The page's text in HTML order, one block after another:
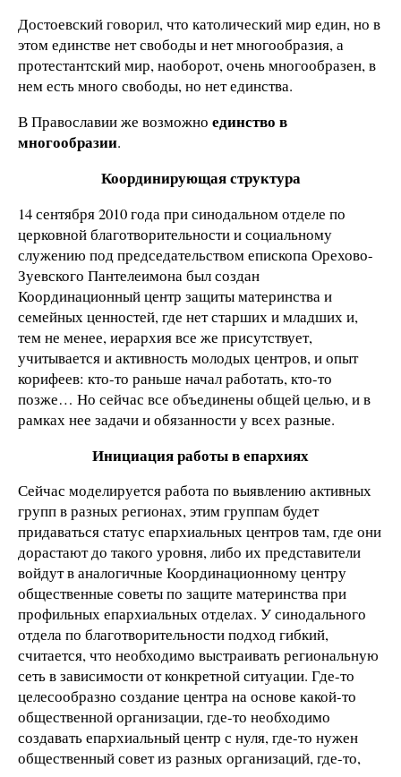
Достоевский говорил, что католический мир един, но в
этом единстве нет свободы и нет многообразия, а
протестантский мир, наоборот, очень многообразен, в
нем есть много свободы, но нет единства.
В Православии же возможно единство в
многообразии.
Координирующая структура
14 сентября 2010 года при синодальном отделе по
церковной благотворительности и социальному
служению под председательством епископа Орехово-
Зуевского Пантелеимона был создан
Координационный центр защиты материнства и
семейных ценностей, где нет старших и младших и,
тем не менее, иерархия все же присутствует,
учитывается и активность молодых центров, и опыт
корифеев: кто-то раньше начал работать, кто-то
позже… Но сейчас все объединены общей целью, и в
рамках нее задачи и обязанности у всех разные.
Инициация работы в епархиях
Сейчас моделируется работа по выявлению активных
групп в разных регионах, этим группам будет
придаваться статус епархиальных центров там, где они
дорастают до такого уровня, либо их представители
войдут в аналогичные Координационному центру
общественные советы по защите материнства при
профильных епархиальных отделах. У синодального
отдела по благотворительности подход гибкий,
считается, что необходимо выстраивать региональную
сеть в зависимости от конкретной ситуации. Где-то
целесообразно создание центра на основе какой-то
общественной организации, где-то необходимо
создавать епархиальный центр с нуля, где-то нужен
общественный совет из разных организаций, где-то,